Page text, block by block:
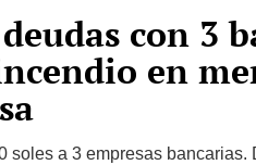
con 3
en
soles a 3 empresas bancarias.